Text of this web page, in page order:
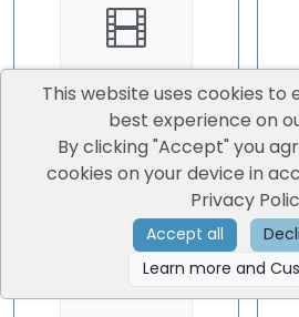
Prarthane (Kannada)
(2012)
Kannada
This website uses cookies to
best experience on
By clicking "Accept" you
cookies on your device in
Privacy
Accept all
Learn more